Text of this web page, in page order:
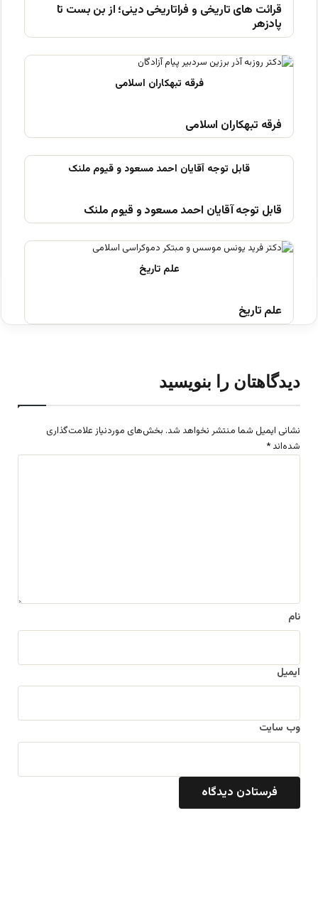
قرائت های تاریخی و فراتاریخی دینی؛ از بن بست تا
پادزهر
فرقه تبهکاران اسلامی
قابل توجه آقایان احمد مسعود و قیوم ملنک
علم تاریخ
دیدگاهتان را بنویسید
نشانی ایمیل شما منتشر نخواهد شد. بخش‌های موردنیاز علامت‌گذاری
شده‌اند *
نام
ایمیل
وب‌ سایت